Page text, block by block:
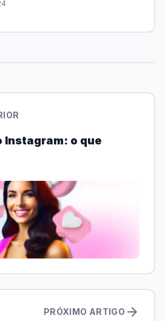
Instagram: o que
PRÓXIMO ARTIGO arrow_forward